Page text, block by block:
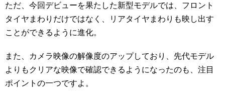
ただ、今回デビューを果たした新型モデルでは、フロント
タイヤまわりだけではなく、リアタイヤまわりも映し出す
ことができるように進化。
また、カメラ映像の解像度のアップしており、先代モデル
よりもクリアな映像で確認できるようになったのも、注目
ポイントの一つですよ。